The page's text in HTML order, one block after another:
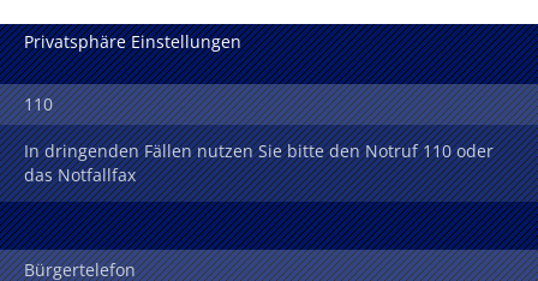
Privatsphäre Einstellungen
110
In dringenden Fällen nutzen Sie bitte den Notruf 110 oder
das Notfallfax
Bürgertelefon